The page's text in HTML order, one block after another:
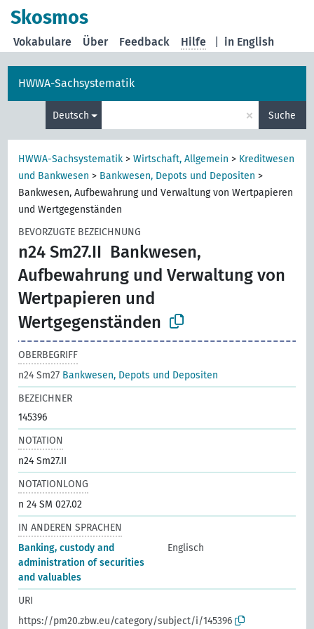
Skosmos
in English
Vokabulare Über Feedback Hilfe
HWWA-Sachsystematik
Deutsch × Suche
HWWA-Sachsystematik >Wirtschaft, Allgemein > Kreditwesen
und Bankwesen > Bankwesen, Depots und Depositen >
Bankwesen, Aufbewahrung und Verwaltung von Wertpapieren
und Wertgegenständen
BEVORZUGTE BEZEICHNUNG
n24 Sm27.II Bankwesen,
Aufbewahrung und Verwaltung von
Wertpapieren und
Wertgegenständen
OBERBEGRIFF
n24 Sm27 Bankwesen, Depots und Depositen
BEZEICHNER
145396
NOTATION
n24 Sm27.II
NOTATIONLONG
n 24 SM 027.02
IN ANDEREN SPRACHEN
Banking, custody and
administration of securities
and valuables
Englisch
URI
https://pm20.zbw.eu/category/subject/i/145396